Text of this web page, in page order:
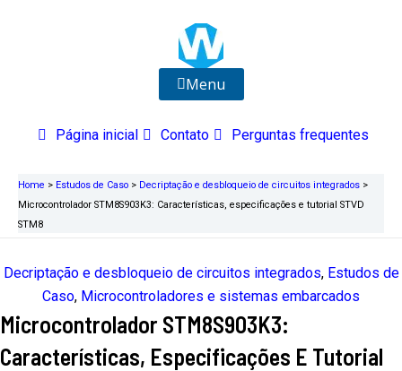
Menu
Página inicial Contato Perguntas frequentes
Home > Estudos de Caso > Decriptação e desbloqueio de circuitos integrados >
Microcontrolador STM8S903K3: Características, especificações e tutorial STVD
STM8
Decriptação e desbloqueio de circuitos integrados, Estudos de
Caso, Microcontroladores e sistemas embarcados
Microcontrolador STM8S903K3:
Características, Especificações E Tutorial